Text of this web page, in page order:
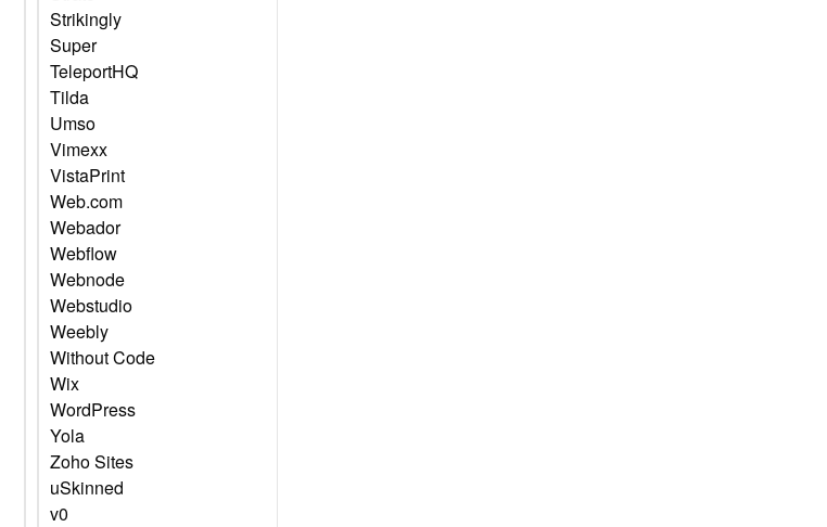
Strikingly
Super
TeleportHQ
Tilda
Umso
Vimexx
VistaPrint
Web.com
Webador
Webflow
Webnode
Webstudio
Weebly
Without Code
Wix
WordPress
Yola
Zoho Sites
uSkinned
v0